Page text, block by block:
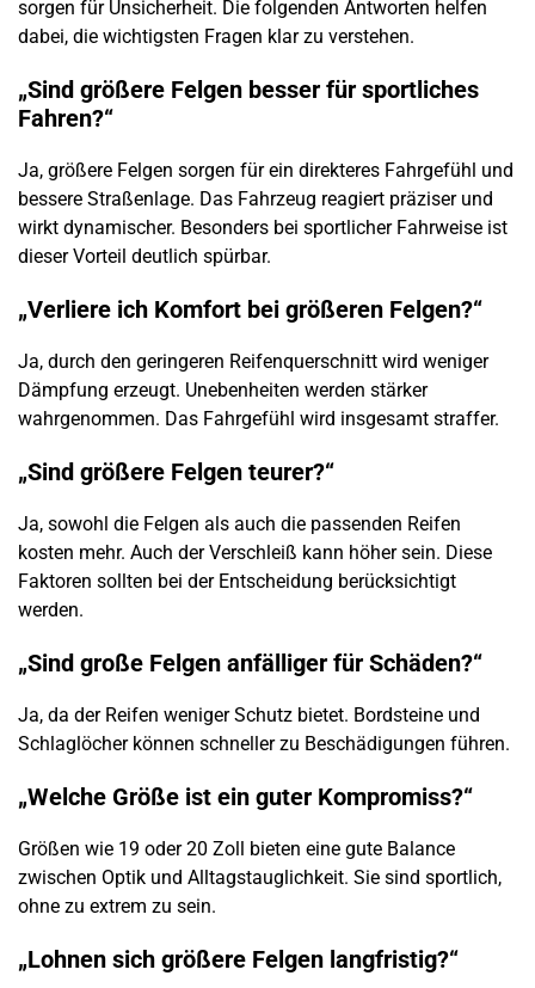
sorgen für Unsicherheit. Die folgenden Antworten helfen
dabei, die wichtigsten Fragen klar zu verstehen.
„Sind größere Felgen besser für sportliches
Fahren?“
Ja, größere Felgen sorgen für ein direkteres Fahrgefühl und
bessere Straßenlage. Das Fahrzeug reagiert präziser und
wirkt dynamischer. Besonders bei sportlicher Fahrweise ist
dieser Vorteil deutlich spürbar.
„Verliere ich Komfort bei größeren Felgen?“
Ja, durch den geringeren Reifenquerschnitt wird weniger
Dämpfung erzeugt. Unebenheiten werden stärker
wahrgenommen. Das Fahrgefühl wird insgesamt straffer.
„Sind größere Felgen teurer?“
Ja, sowohl die Felgen als auch die passenden Reifen
kosten mehr. Auch der Verschleiß kann höher sein. Diese
Faktoren sollten bei der Entscheidung berücksichtigt
werden.
„Sind große Felgen anfälliger für Schäden?“
Ja, da der Reifen weniger Schutz bietet. Bordsteine und
Schlaglöcher können schneller zu Beschädigungen führen.
„Welche Größe ist ein guter Kompromiss?“
Größen wie 19 oder 20 Zoll bieten eine gute Balance
zwischen Optik und Alltagstauglichkeit. Sie sind sportlich,
ohne zu extrem zu sein.
„Lohnen sich größere Felgen langfristig?“